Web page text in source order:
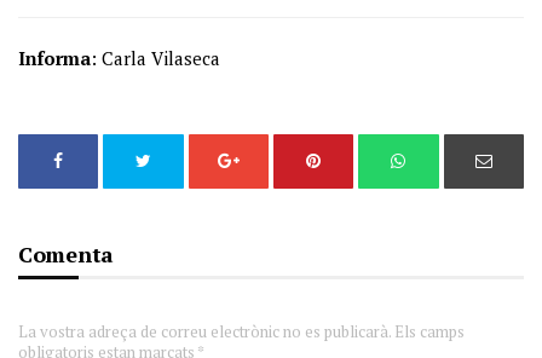
Informa: Carla Vilaseca
Comenta
La vostra adreça de correu electrònic no es publicarà. Els camps
obligatoris estan marcats *